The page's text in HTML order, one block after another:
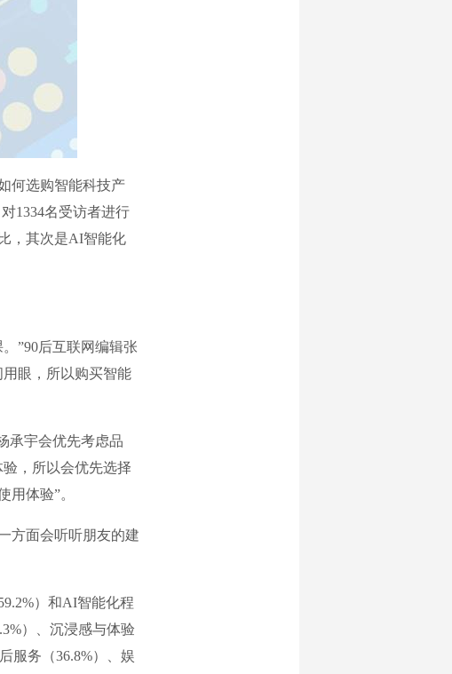
何选购智能科技产
1334名受访者进行
，其次是AI智能化
”90后互联网编辑张
眼，所以购买智能
承宇会优先考虑品
，所以会优先选择
体验”。
方面会听听朋友的建
）和AI智能化程
）、沉浸感与体验
服务（36.8%）、娱